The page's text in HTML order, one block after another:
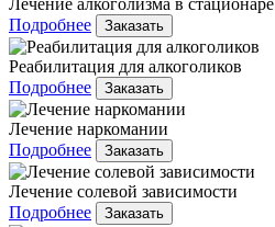
Лечение алкоголизма в стационаре
Подробнее
Заказать
Реабилитация для алкоголиков
Подробнее
Заказать
Лечение наркомании
Подробнее
Заказать
Лечение солевой зависимости
Подробнее
Заказать